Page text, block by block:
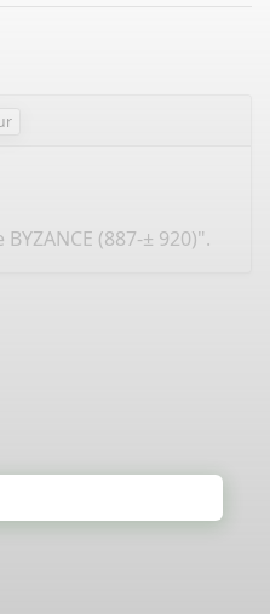
(887-± 920)".